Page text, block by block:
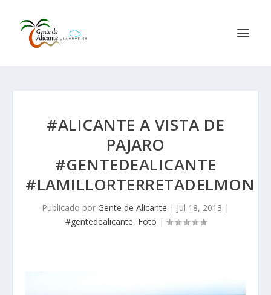
#ALICANTE A VISTA DE
PAJARO
#GENTEDEALICANTE
#LAMILLORTERRETADELMON
Publicado por Gente de Alicante | Jul 18, 2013 |
#gentedealicante, Foto |